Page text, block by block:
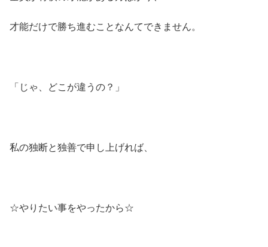
才能だけで勝ち進むことなんてできません。
「じゃ、どこが違うの？」
私の独断と独善で申し上げれば、
☆やりたい事をやったから☆